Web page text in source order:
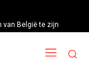
van België te zijn